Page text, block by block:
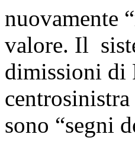
nuovamente
valore. Il
dimissioni di
sono “segni